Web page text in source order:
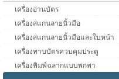
เครื่องอ่านบัตร
เครื่องสแกนลายนิ้วมือ
เครื่องสแกนลายนิ้วมือและใบหน้า
เครื่องทาบบัตรควบคุมประตู
เครื่องพิมพ์ฉลากแบบพกพา